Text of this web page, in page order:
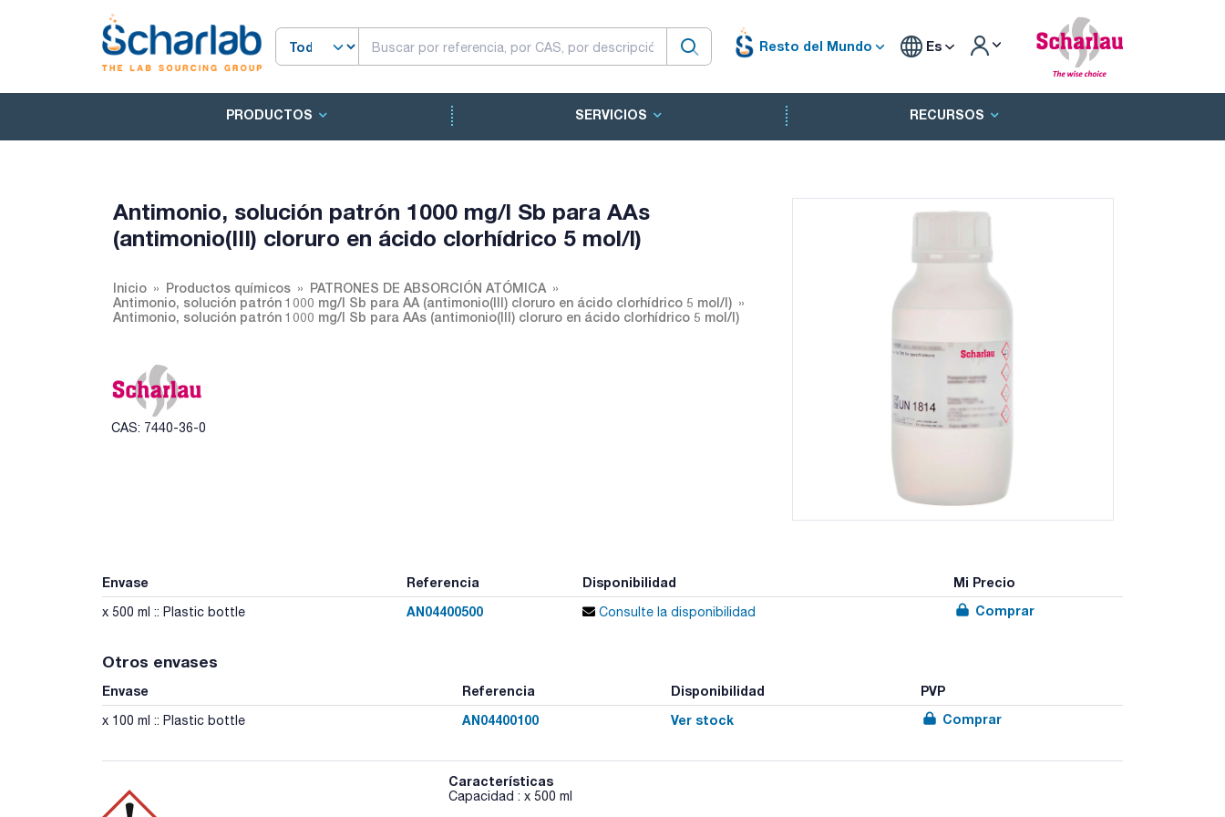
Resto del Mundo Es
PRODUCTOS SERVICIOS RECURSOS
Antimonio, solución patrón 1000 mg/l Sb para AAs
(antimonio(III) cloruro en ácido clorhídrico 5 mol/l)
Inicio Productos químicos
PATRONES DE ABSORCIÓN ATÓMICA
Antimonio, solución patrón 1000 mg/l Sb para AA (antimonio(III) cloruro en ácido clorhídrico 5 mol/l)
Antimonio, solución patrón 1000 mg/l Sb para AAs (antimonio(III) cloruro en ácido clorhídrico 5 mol/l)
CAS: 7440-36-0
Envase Referencia Disponibilidad Mi Precio
x 500 ml :: Plastic bottle AN04400500 Consulte la disponibilidad Comprar
Otros envases
Envase Referencia Disponibilidad PVP
x 100 ml :: Plastic bottle AN04400100 Ver stock Comprar
Características
Capacidad : x 500 ml